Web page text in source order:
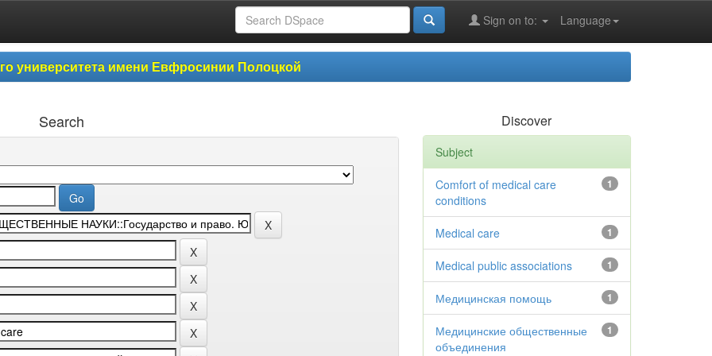
Language
Sign on to:
университета имени Евфросинии Полоцкой
Search Discover
Subject
1
Comfort of medical care
conditions
1
Medical care
1
Medical public associations
1
Медицинская помощь
1
Медицинские общественные
объединения